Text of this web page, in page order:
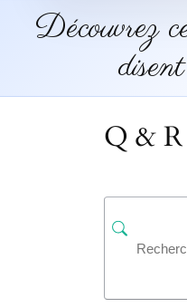
Découvrez
Q & R